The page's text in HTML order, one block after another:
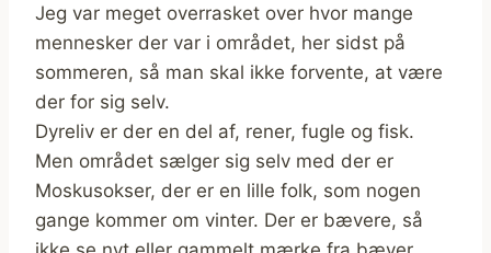
Jeg var meget overrasket over hvor mange
mennesker der var i området, her sidst på
sommeren, så man skal ikke forvente, at være
der for sig selv.
Dyreliv er der en del af, rener, fugle og fisk.
Men området sælger sig selv med der er
Moskusokser, der er en lille folk, som nogen
gange kommer om vinter. Der er bævere, så